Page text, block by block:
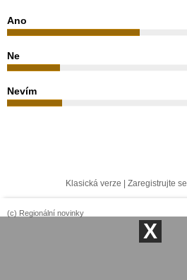
Ano
Ne
Nevím
Klasická verze Zaregistrujte se
(c) Regionální novinky
X